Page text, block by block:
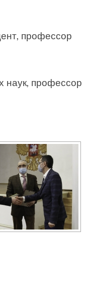
профессор
наук, профессор